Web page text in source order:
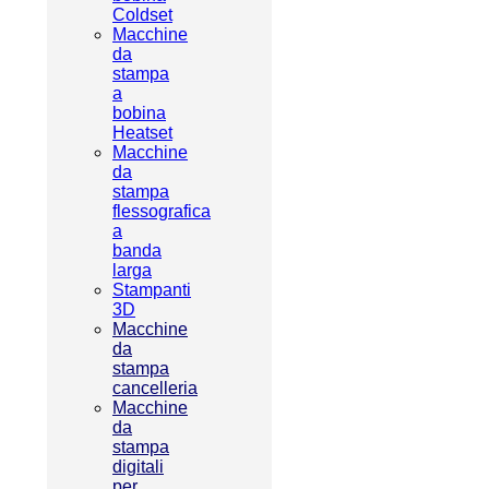
Coldset
Macchine
da
stampa
a
bobina
Heatset
Macchine
da
stampa
flessografica
a
banda
larga
Stampanti
3D
Macchine
da
stampa
cancelleria
Macchine
da
stampa
digitali